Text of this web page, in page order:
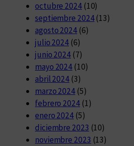
octubre 2024(10)
septiembre 2024(13)
agosto 2024(6)
julio 2024 (6)
junio 2024 (7)
mayo 2024 (10)
abril 2024 (3)
marzo 2024 (5)
febrero 2024(1)
enero 2024 (5)
diciembre 2023 (10)
noviembre 2023 (13)